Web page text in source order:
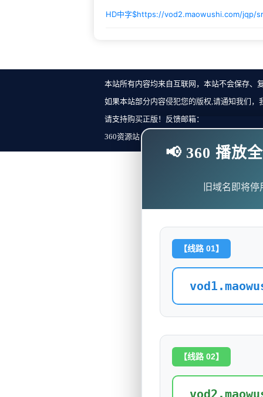
HD中字$https://vod2.maowushi.com/jqp/
本站所有内容均来自互联网，本站不会保存、
如果本站部分内容侵犯您的版权,请通知我们
请支持购买正版！反馈邮箱：
360资源站 Copyright ©2018-2023 All Rights
📢 360 播放
旧域名即将
【线路 01】
【线路 02】